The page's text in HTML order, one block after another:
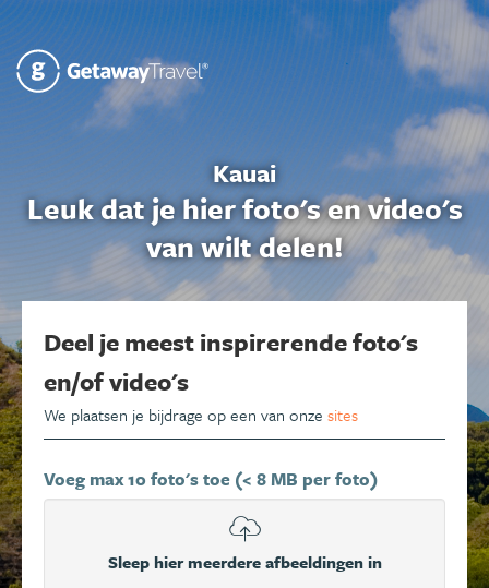
Kauai
Leuk dat je hier foto's en video's
van wilt delen!
Deel je meest inspirerende foto's
en/of video's
We plaatsen je bijdrage op een van onze sites
Voeg max 10 foto's toe (< 8 MB per foto)
Sleep hier meerdere afbeeldingen in